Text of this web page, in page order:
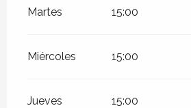
Martes 15:00
Miércoles 15:00
Jueves 15:00